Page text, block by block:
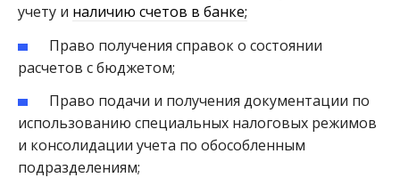
учету и наличию счетов в банке;
Право получения справок о состоянии
расчетов с бюджетом;
Право подачи и получения документации по
использованию специальных налоговых режимов
и консолидации учета по обособленным
подразделениям;